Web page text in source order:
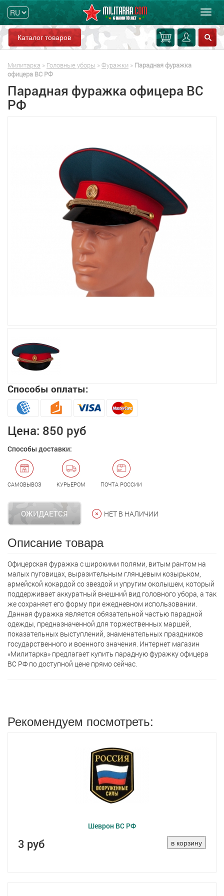
Каталог товаров
Милитарка » Головные уборы » Фуражки » Парадная фуражка
офицера ВС РФ
Парадная фуражка офицера ВС
РФ
Способы оплаты:
Цена: 850 руб
Способы доставки:
САМОВЫВОЗ КУРЬЕРОМ ПОЧТА РОССИИ
ОЖИДАЕТСЯ НЕТ В НАЛИЧИИ
Описание товара
Офицерская фуражка с широкими полями, витым рантом на
малых пуговицах, выразительным глянцевым козырьком,
армейской кокардой со звездой и упругим околышем, который
поддерживает аккуратный внешний вид головного убора, а так
же сохраняет его форму при ежедневном использовании.
Данная фуражка является обязательной частью парадной
одежды, предназначенной для торжественных маршей,
показательных выступлений, знаменательных праздников
государственного и военного значения. Интернет магазин
«Милитарка» предлагает кyпить парадную фуражку офицера
ВС РФ по доступной цене прямо сейчас.
Рекомендуем посмотреть:
Шеврон ВС РФ
3 руб